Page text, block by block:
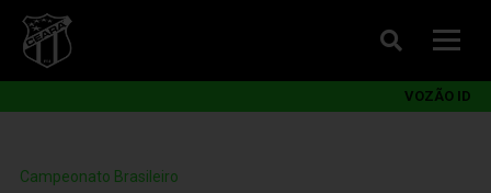
VOZÃO ID
Campeonato Brasileiro